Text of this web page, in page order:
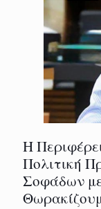
Η
Πολιτική
Σοφάδων